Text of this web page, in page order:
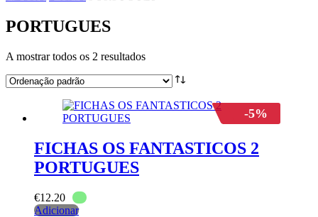
PORTUGUES
A mostrar todos os 2 resultados
-5%
FICHAS OS FANTASTICOS 2
PORTUGUES
€12.20
Adicionar